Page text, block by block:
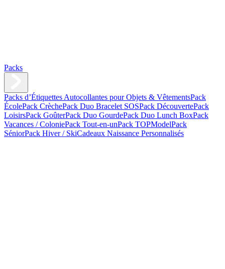
Packs
Packs d’Étiquettes Autocollantes pour Objets & VêtementsPack
ÉcolePack CrèchePack Duo Bracelet SOSPack DécouvertePack
LoisirsPack GoûterPack Duo GourdePack Duo Lunch BoxPack
Vacances / ColoniePack Tout-en-unPack TOPModelPack
SéniorPack Hiver / SkiCadeaux Naissance Personnalisés